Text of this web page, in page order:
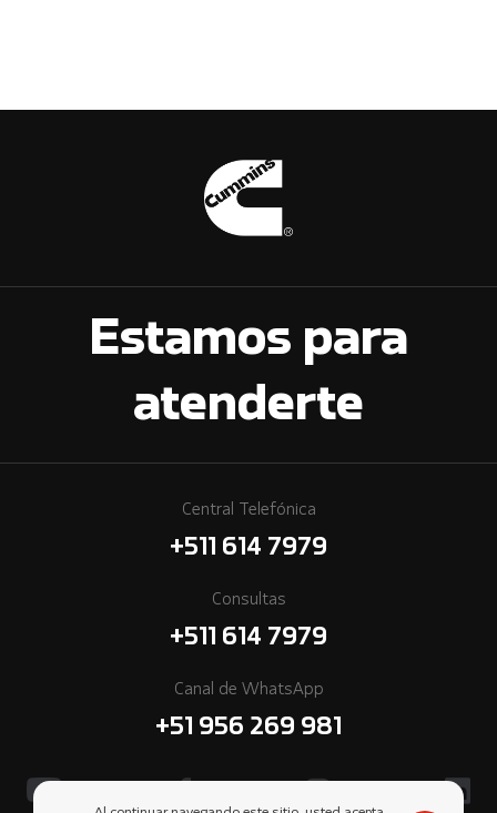
Estamos para
atenderte
Central Telefónica
+511 614 7979
Consultas
+511 614 7979
Canal de WhatsApp
+51 956 269 981